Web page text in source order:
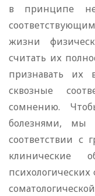
в принципе
жизни
считать их
признавать их
сквозные
сомнению.
болезнями, мы
соответствии с
клинические
психологических